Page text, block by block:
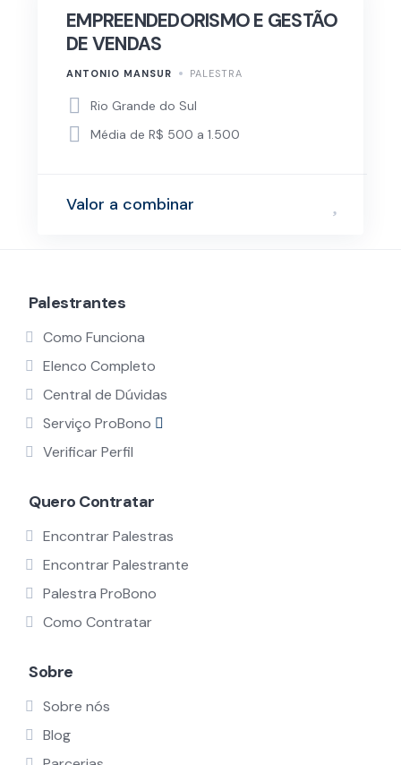
EMPREENDEDORISMO E GESTÃO
DE VENDAS
ANTONIO MANSUR PALESTRA
Rio Grande do Sul
Média de R$ 500 a 1.500
Valor a combinar
Palestrantes
Como Funciona
Elenco Completo
Central de Dúvidas
Serviço ProBono
Verificar Perfil
Quero Contratar
Encontrar Palestras
Encontrar Palestrante
Palestra ProBono
Como Contratar
Sobre
Sobre nós
Blog